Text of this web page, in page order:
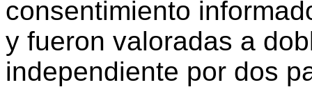
consentimiento
y fueron valoradas a
independiente por dos